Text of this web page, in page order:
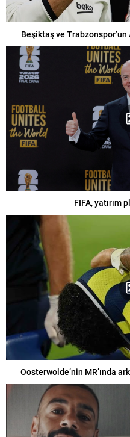
Beşiktaş ve
FIFA, yatırım
Oosterwolde’nin MR’ında